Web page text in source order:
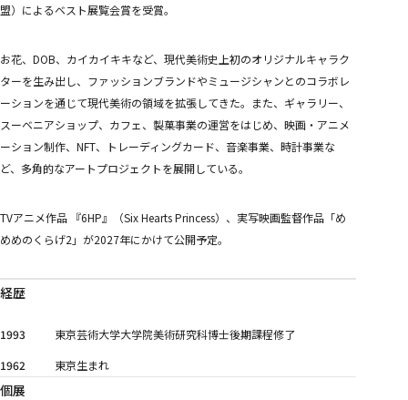
盟）によるベスト展覧会賞を受賞。
お花、DOB、カイカイキキなど、現代美術史上初のオリジナルキャラク
ターを生み出し、ファッションブランドやミュージシャンとのコラボレ
ーションを通じて現代美術の領域を拡張してきた。また、ギャラリー、
スーベニアショップ、カフェ、製菓事業の運営をはじめ、映画・アニメ
ーション制作、NFT、トレーディングカード、音楽事業、時計事業な
ど、多角的なアートプロジェクトを展開している。
TVアニメ作品 『6HP』（Six Hearts Princess）、実写映画監督作品「め
めめのくらげ2」が2027年にかけて公開予定。
経歴
1993
東京芸術大学大学院美術研究科博士後期課程修了
1962
東京生まれ
個展